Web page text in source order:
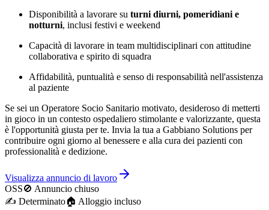
Disponibilità a lavorare su turni diurni, pomeridiani e
notturni, inclusi festivi e weekend
Capacità di lavorare in team multidisciplinari con attitudine
collaborativa e spirito di squadra
Affidabilità, puntualità e senso di responsabilità nell'assistenza
al paziente
Se sei un Operatore Socio Sanitario motivato, desideroso di metterti
in gioco in un contesto ospedaliero stimolante e valorizzante, questa
è l'opportunità giusta per te. Invia la tua a Gabbiano Solutions per
contribuire ogni giorno al benessere e alla cura dei pazienti con
professionalità e dedizione.
Visualizza annuncio di lavoro
OSS🚫 Annuncio chiuso
✍️ Determinato🏠︎ Alloggio incluso